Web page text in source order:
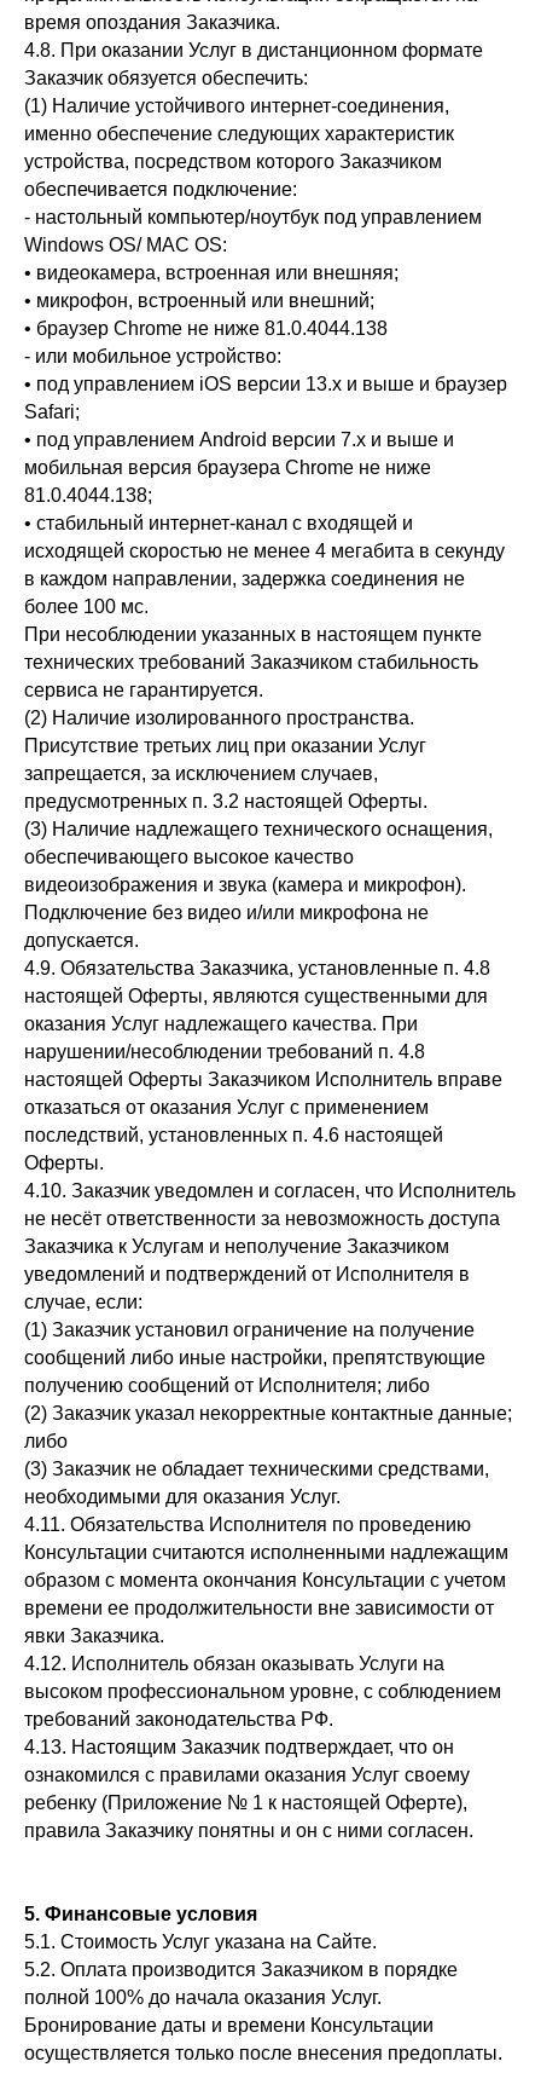
время опоздания Заказчика.
4.8. При оказании Услуг в дистанционном формате
Заказчик обязуется обеспечить:
(1) Наличие устойчивого интернет-соединения,
именно обеспечение следующих характеристик
устройства, посредством которого Заказчиком
обеспечивается подключение:
- настольный компьютер/ноутбук под управлением
Windows OS/ MAC OS:
• видеокамера, встроенная или внешняя;
• микрофон, встроенный или внешний;
• браузер Chrome не ниже 81.0.4044.138
- или мобильное устройство:
• под управлением iOS версии 13.x и выше и браузер
Safari;
• под управлением Android версии 7.x и выше и
мобильная версия браузера Chrome не ниже
81.0.4044.138;
• стабильный интернет-канал с входящей и
исходящей скоростью не менее 4 мегабита в секунду
в каждом направлении, задержка соединения не
более 100 мс.
При несоблюдении указанных в настоящем пункте
технических требований Заказчиком стабильность
сервиса не гарантируется.
(2) Наличие изолированного пространства.
Присутствие третьих лиц при оказании Услуг
запрещается, за исключением случаев,
предусмотренных п. 3.2 настоящей Оферты.
(3) Наличие надлежащего технического оснащения,
обеспечивающего высокое качество
видеоизображения и звука (камера и микрофон).
Подключение без видео и/или микрофона не
допускается.
4.9. Обязательства Заказчика, установленные п. 4.8
настоящей Оферты, являются существенными для
оказания Услуг надлежащего качества. При
нарушении/несоблюдении требований п. 4.8
настоящей Оферты Заказчиком Исполнитель вправе
отказаться от оказания Услуг с применением
последствий, установленных п. 4.6 настоящей
Оферты.
4.10. Заказчик уведомлен и согласен, что Исполнитель
не несёт ответственности за невозможность доступа
Заказчика к Услугам и неполучение Заказчиком
уведомлений и подтверждений от Исполнителя в
случае, если:
(1) Заказчик установил ограничение на получение
сообщений либо иные настройки, препятствующие
получению сообщений от Исполнителя; либо
(2) Заказчик указал некорректные контактные данные;
либо
(3) Заказчик не обладает техническими средствами,
необходимыми для оказания Услуг.
4.11. Обязательства Исполнителя по проведению
Консультации считаются исполненными надлежащим
образом с момента окончания Консультации с учетом
времени ее продолжительности вне зависимости от
явки Заказчика.
4.12. Исполнитель обязан оказывать Услуги на
высоком профессиональном уровне, с соблюдением
требований законодательства РФ.
4.13. Настоящим Заказчик подтверждает, что он
ознакомился с правилами оказания Услуг своему
ребенку (Приложение № 1 к настоящей Оферте),
правила Заказчику понятны и он с ними согласен.
5. Финансовые условия
5.1. Стоимость Услуг указана на Сайте.
5.2. Оплата производится Заказчиком в порядке
полной 100% до начала оказания Услуг.
Бронирование даты и времени Консультации
осуществляется только после внесения предоплаты.